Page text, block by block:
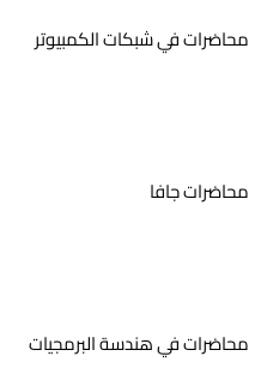
محاضرات في شبكات الكمبيوتر
محاضرات جافا
محاضرات في هندسة البرمجيات